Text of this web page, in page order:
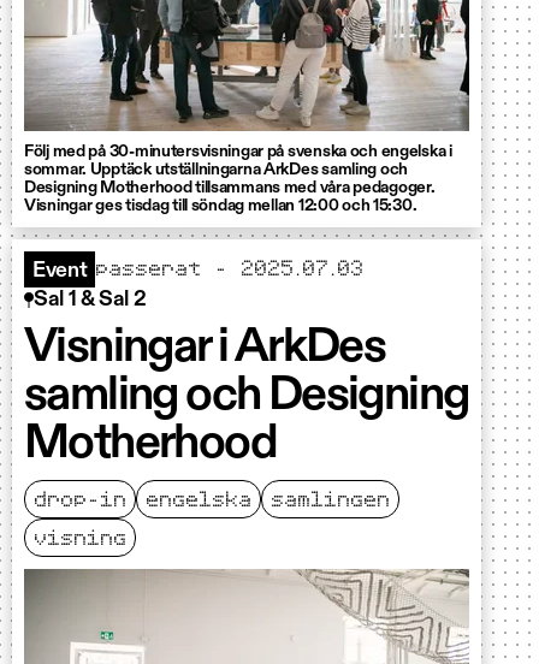
Följ med på 30-minutersvisningar på svenska och engelska i
sommar. Upptäck utställningarna ArkDes samling och
Designing Motherhood tillsammans med våra pedagoger.
Visningar ges tisdag till söndag mellan 12:00 och 15:30.
Event passerat - 2025.07.03
Sal 1 & Sal 2
Visningar i ArkDes
samling och Designing
Motherhood
drop-in engelska
samlingen
visning